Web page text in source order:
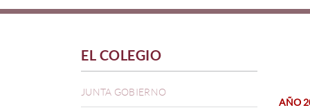
EL COLEGIO
JUNTA GOBIERNO
AÑO